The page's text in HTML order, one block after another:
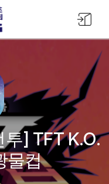
] TFT K.O.
물컵